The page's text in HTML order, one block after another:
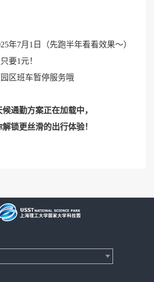
年7月1日（先跑半年看看效果～）
要1元！
区班车暂停服务哦
候通勤方案正在加载中，
解锁更丝滑的出行体验！